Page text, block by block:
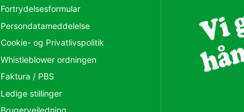
Fortrydelsesformular
Persondatameddelelse
Cookie- og Privatlivspolitik
Whistleblower ordningen
Faktura / PBS
Ledige stillinger